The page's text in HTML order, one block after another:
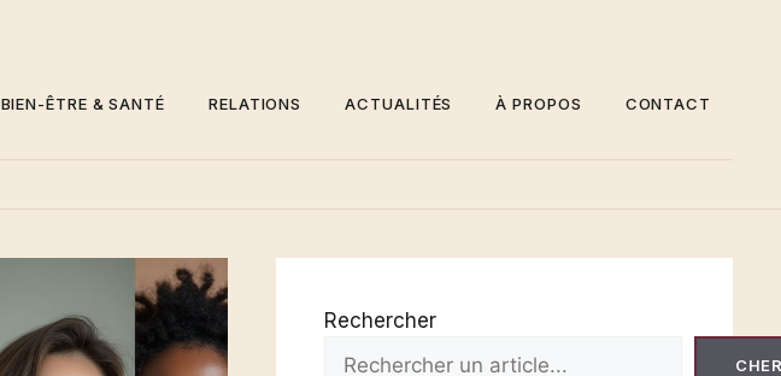
BIEN-ÊTRE & SANTÉ RELATIONS ACTUALITÉS À PROPOS CONTACT
Rechercher